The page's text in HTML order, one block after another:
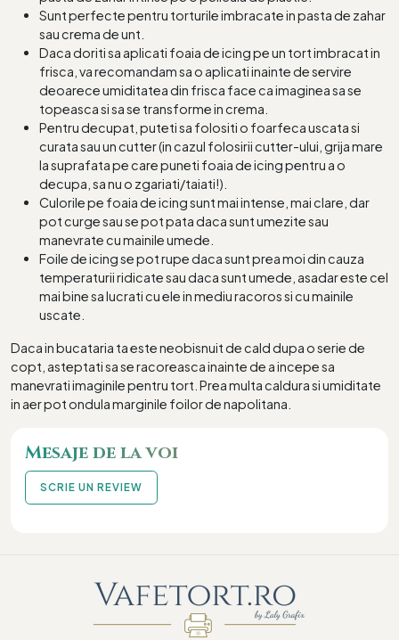
Sunt perfecte pentru torturile imbracate in pasta de zahar
sau crema de unt.
Daca doriti sa aplicati foaia de icing pe un tort imbracat in
frisca, va recomandam sa o aplicati inainte de servire
deoarece umiditatea din frisca face ca imaginea sa se
topeasca si sa se transforme in crema.
Pentru decupat, puteti sa folositi o foarfeca uscata si
curata sau un cutter (in cazul folosirii cutter-ului, grija mare
la suprafata pe care puneti foaia de icing pentru a o
decupa, sa nu o zgariati/taiati!).
Culorile pe foaia de icing sunt mai intense, mai clare, dar
pot curge sau se pot pata daca sunt umezite sau
manevrate cu mainile umede.
Foile de icing se pot rupe daca sunt prea moi din cauza
temperaturii ridicate sau daca sunt umede, asadar este cel
mai bine sa lucrati cu ele in mediu racoros si cu mainile
uscate.
Daca in bucataria ta este neobisnuit de cald dupa o serie de
copt, asteptati sa se racoreasca inainte de a incepe sa
manevrati imaginile pentru tort. Prea multa caldura si umiditate
in aer pot ondula marginile foilor de napolitana.
Mesaje de la voi
SCRIE UN REVIEW